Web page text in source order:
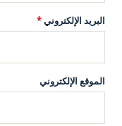
البريد الإلكتروني*
الموقع الإلكتروني